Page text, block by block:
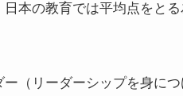
本の教育では平均点をと
（リーダーシップを身に